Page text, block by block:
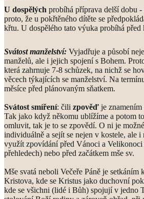
U dospělých probíhá příprava delší dobu
proto, že u pokřtěného dítěte se
křtu. U dospělého tato výuka probíhá před
Svátost manželství: Vyjadřuje a působí
manželů, ale i jejich spojení s Bohem.
která zahrnuje 7-8 schůzek, na nichž se
věcech týkajících se manželství. Na
měsíce před plánovaným sňatkem.
Svátost smíření: čili zpověď je
Tak jako když někomu ublížíme a potom
omluvit, tak je to se zpovědí. O ni je
individuálně a sejít se nejen v kostele, ale i
využít zpovídání před Vánoci a Velikonoci
přehledech) nebo před začátkem mše sv.
Mše svatá neboli Večeře Páně je setkáním
Kristova, kde se Kristus jako duchovní
kde se všichni (lidé i Bůh) spojují v jedno